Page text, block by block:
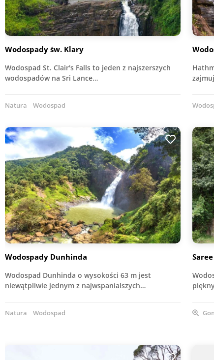
Wodospady św. Klary
Wodospad St. Clair's Falls to jeden z najszerszych
wodospadów na Sri Lance…
Natura Wodospad
Wodospady Dunhinda
Wodospad Dunhinda o wysokości 63 m jest
niewątpliwie jednym z najwspanialszych…
Natura Wodospad